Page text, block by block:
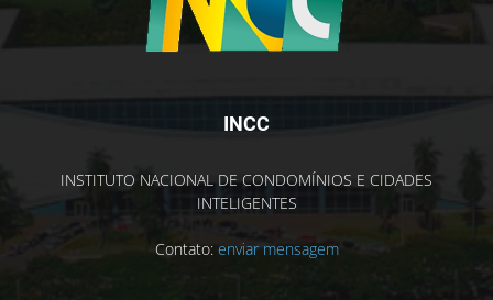
INCC
INSTITUTO NACIONAL DE CONDOMÍNIOS E CIDADES
INTELIGENTES
Contato: enviar mensagem